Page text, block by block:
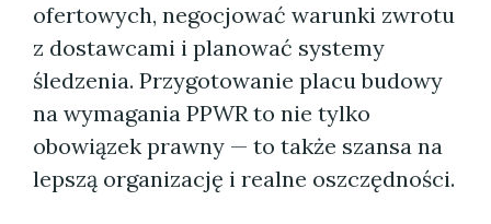
ofertowych, negocjować warunki zwrotu
z dostawcami i planować systemy
śledzenia. Przygotowanie placu budowy
na wymagania PPWR to nie tylko
obowiązek prawny — to także szansa na
lepszą organizację i realne oszczędności.